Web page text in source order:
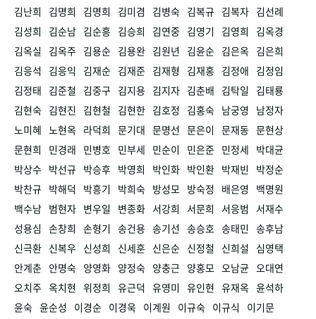
김난희
김명희 김명희 김미겸 김병숙 김복규 김복자 김선례
김성희
김순남 김순흥 김승희 김연중 김영기 김영희
김옥경
김옥실
김옥주 김용순 김용완 김원년 김윤순 김은옥 김은희
김응석
김응익 김재순 김재준 김재형 김재홍 김정애 김정임
김정태 김준철 김중구 김지용 김지자 김춘배 김탁일
김태룡
김현숙 김현진 김현철 김현한 김호정 김홍숙 남궁영
남정자
노미혜 노현옥 라덕희 문기대 문명선 문은이 문재동 문현상
문현희
민경래 민병호 민부세 민순이 민은준 민정세 박대균
박상수 박선규 박승후 박영희 박인화 박인환 박재빈
박정순
박찬규 박해덕 박흥기 박희숙 방성모 방숙정 배은영
백명원
백수남 범현자 변우일 변종화 서강희 서문희 서응범
서재수
성용심 손창희 손형기 송건용 송기선 송승호 송태민 송후남
신극환 신복우 신성희 신세훈 신은순 신정철 신희설
심영택
안계춘 안명숙 양영화 양정숙 양충근 양홍모 오남균 오대연
오치주 옥치현 위정희 유근덕 유영미 유인현 유재옥 윤석하
윤숙 윤순성 이경순 이경욱 이계원 이규숙 이규식
이기문